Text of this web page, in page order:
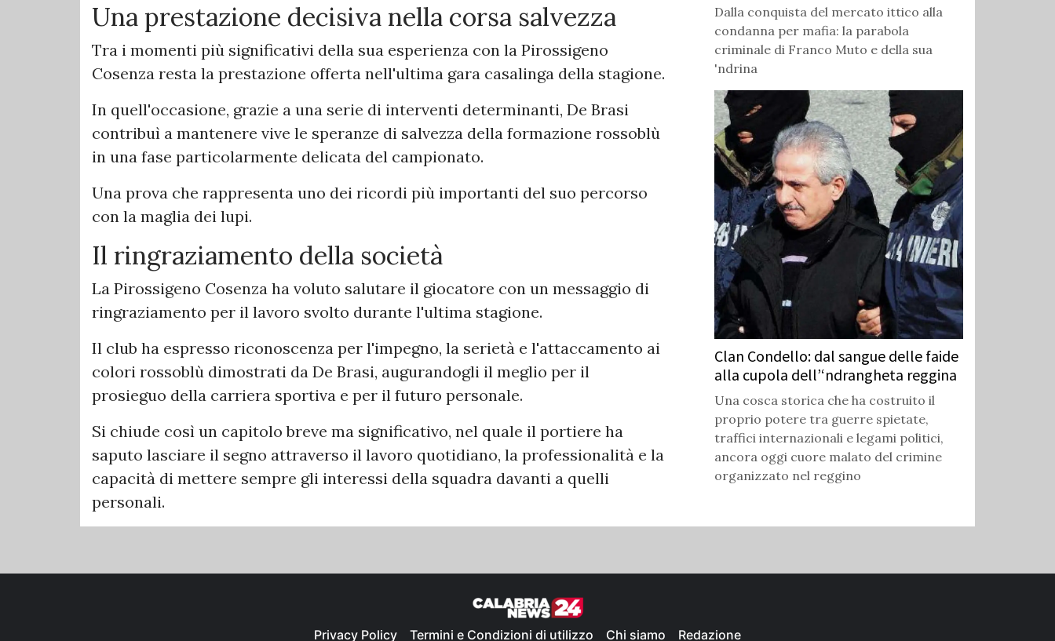
Una prestazione decisiva nella corsa salvezza
Tra i momenti più significativi della sua esperienza con la Pirossigeno
Cosenza resta la prestazione offerta nell'ultima gara casalinga della stagione.
In quell'occasione, grazie a una serie di interventi determinanti, De Brasi
contribuì a mantenere vive le speranze di salvezza della formazione rossoblù
in una fase particolarmente delicata del campionato.
Una prova che rappresenta uno dei ricordi più importanti del suo percorso
con la maglia dei lupi.
Il ringraziamento della società
La Pirossigeno Cosenza ha voluto salutare il giocatore con un messaggio di
ringraziamento per il lavoro svolto durante l'ultima stagione.
Il club ha espresso riconoscenza per l'impegno, la serietà e l'attaccamento ai
colori rossoblù dimostrati da De Brasi, augurandogli il meglio per il
prosieguo della carriera sportiva e per il futuro personale.
Si chiude così un capitolo breve ma significativo, nel quale il portiere ha
saputo lasciare il segno attraverso il lavoro quotidiano, la professionalità e la
capacità di mettere sempre gli interessi della squadra davanti a quelli
personali.
Dalla conquista del mercato ittico alla
condanna per mafia: la parabola
criminale di Franco Muto e della sua
'ndrina
Clan Condello: dal sangue delle faide
alla cupola dell’‘ndrangheta reggina
Una cosca storica che ha costruito il
proprio potere tra guerre spietate,
traffici internazionali e legami politici,
ancora oggi cuore malato del crimine
organizzato nel reggino
Privacy Policy Termini e Condizioni di utilizzo Chi siamo Redazione